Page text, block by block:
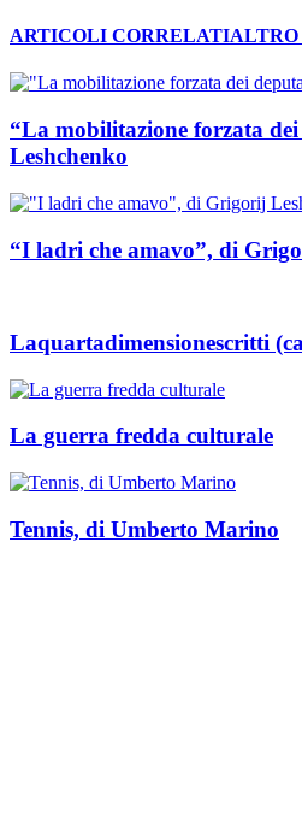
ARTICOLI CORRELATI
“La mobilitazione forzata
Leshchenko
“I ladri che amavo”, di
Laquartadimensionescritti
La guerra fredda culturale
Tennis, di Umberto Marino